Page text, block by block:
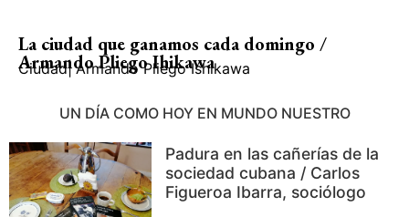
La ciudad que ganamos cada domingo /
Armando Pliego Ihikawa
Ciudad| Armando Pliego Ishikawa
UN DÍA COMO HOY EN MUNDO NUESTRO
Padura en las cañerías de la
sociedad cubana / Carlos
Figueroa Ibarra, sociólogo